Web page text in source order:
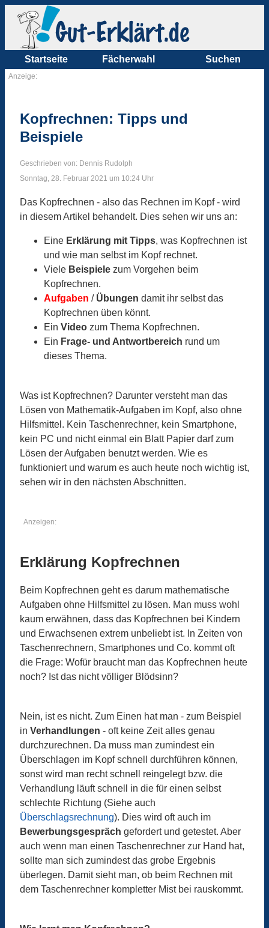
Startseite Fächerwahl Suchen
Anzeige:
Kopfrechnen: Tipps und
Beispiele
Geschrieben von: Dennis Rudolph
Sonntag, 28. Februar 2021 um 10:24 Uhr
Das Kopfrechnen - also das Rechnen im Kopf - wird
in diesem Artikel behandelt. Dies sehen wir uns an:
Eine Erklärung mit Tipps, was Kopfrechnen ist
und wie man selbst im Kopf rechnet.
Viele Beispiele zum Vorgehen beim
Kopfrechnen.
Aufgaben / Übungen damit ihr selbst das
Kopfrechnen üben könnt.
Ein Video zum Thema Kopfrechnen.
Ein Frage- und Antwortbereich rund um
dieses Thema.
Was ist Kopfrechnen? Darunter versteht man das
Lösen von Mathematik-Aufgaben im Kopf, also ohne
Hilfsmittel. Kein Taschenrechner, kein Smartphone,
kein PC und nicht einmal ein Blatt Papier darf zum
Lösen der Aufgaben benutzt werden. Wie es
funktioniert und warum es auch heute noch wichtig ist,
sehen wir in den nächsten Abschnitten.
Anzeigen:
Erklärung Kopfrechnen
Beim Kopfrechnen geht es darum mathematische
Aufgaben ohne Hilfsmittel zu lösen. Man muss wohl
kaum erwähnen, dass das Kopfrechnen bei Kindern
und Erwachsenen extrem unbeliebt ist. In Zeiten von
Taschenrechnern, Smartphones und Co. kommt oft
die Frage: Wofür braucht man das Kopfrechnen heute
noch? Ist das nicht völliger Blödsinn?
Nein, ist es nicht. Zum Einen hat man - zum Beispiel
in Verhandlungen - oft keine Zeit alles genau
durchzurechnen. Da muss man zumindest ein
Überschlagen im Kopf schnell durchführen können,
sonst wird man recht schnell reingelegt bzw. die
Verhandlung läuft schnell in die für einen selbst
schlechte Richtung (Siehe auch
Überschlagsrechnung). Dies wird oft auch im
Bewerbungsgespräch gefordert und getestet. Aber
auch wenn man einen Taschenrechner zur Hand hat,
sollte man sich zumindest das grobe Ergebnis
überlegen. Damit sieht man, ob beim Rechnen mit
dem Taschenrechner kompletter Mist bei rauskommt.